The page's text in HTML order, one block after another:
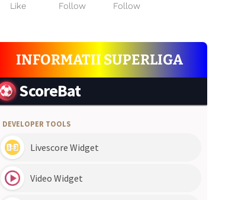
Like Follow Follow
INFORMATII SUPERLIGA